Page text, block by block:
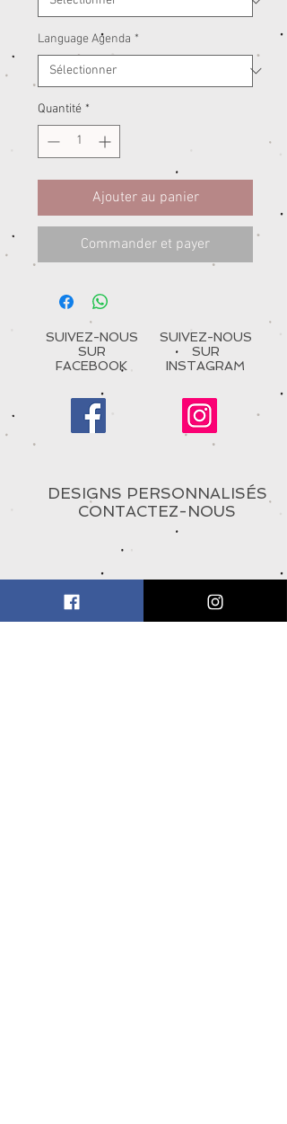
Language Agenda *
Quantité *
Ajouter au panier
Commander et payer
SUIVEZ-NOUS
SUR
FACEBOOK
SUIVEZ-NOUS
SUR
INSTAGRAM
DESIGNS PERSONNALISÉS
CONTACTEZ-NOUS